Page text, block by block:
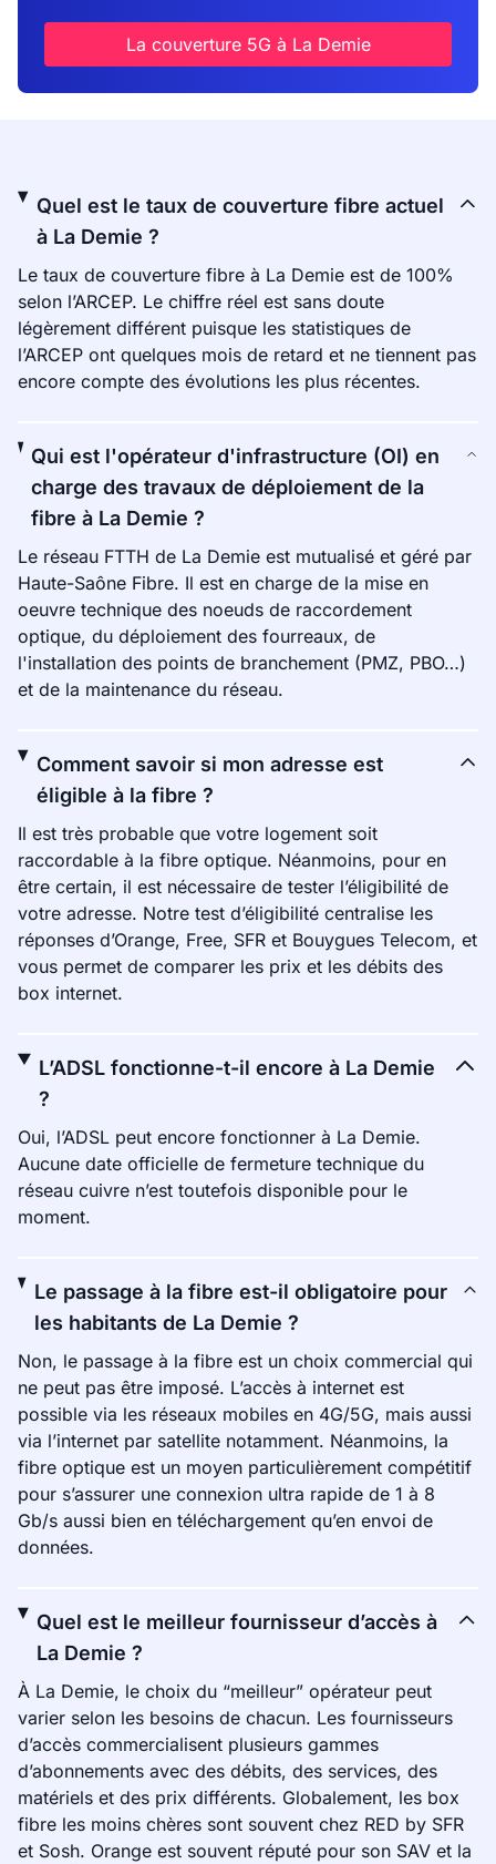
La couverture 5G à La Demie
Quel est le taux de couverture fibre actuel
à La Demie ?
Le taux de couverture fibre à La Demie est de 100%
selon l’ARCEP. Le chiffre réel est sans doute
légèrement différent puisque les statistiques de
l’ARCEP ont quelques mois de retard et ne tiennent pas
encore compte des évolutions les plus récentes.
Qui est l'opérateur d'infrastructure (OI) en
charge des travaux de déploiement de la
fibre à La Demie ?
Le réseau FTTH de La Demie est mutualisé et géré par
Haute-Saône Fibre. Il est en charge de la mise en
oeuvre technique des noeuds de raccordement
optique, du déploiement des fourreaux, de
l'installation des points de branchement (PMZ, PBO…)
et de la maintenance du réseau.
Comment savoir si mon adresse est
éligible à la fibre ?
Il est très probable que votre logement soit
raccordable à la fibre optique. Néanmoins, pour en
être certain, il est nécessaire de tester l’éligibilité de
votre adresse. Notre test d’éligibilité centralise les
réponses d’Orange, Free, SFR et Bouygues Telecom, et
vous permet de comparer les prix et les débits des
box internet.
L’ADSL fonctionne-t-il encore à La Demie
?
Oui, l’ADSL peut encore fonctionner à La Demie.
Aucune date officielle de fermeture technique du
réseau cuivre n’est toutefois disponible pour le
moment.
Le passage à la fibre est-il obligatoire pour
les habitants de La Demie ?
Non, le passage à la fibre est un choix commercial qui
ne peut pas être imposé. L’accès à internet est
possible via les réseaux mobiles en 4G/5G, mais aussi
via l’internet par satellite notamment. Néanmoins, la
fibre optique est un moyen particulièrement compétitif
pour s’assurer une connexion ultra rapide de 1 à 8
Gb/s aussi bien en téléchargement qu’en envoi de
données.
Quel est le meilleur fournisseur d’accès à
La Demie ?
À La Demie, le choix du “meilleur” opérateur peut
varier selon les besoins de chacun. Les fournisseurs
d’accès commercialisent plusieurs gammes
d’abonnements avec des débits, des services, des
matériels et des prix différents. Globalement, les box
fibre les moins chères sont souvent chez RED by SFR
et Sosh. Orange est souvent réputé pour son SAV et la